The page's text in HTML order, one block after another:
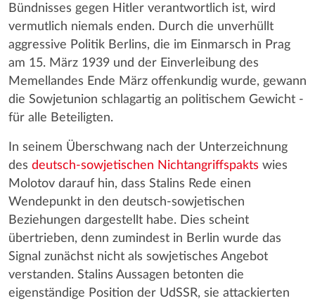
Bündnisses gegen Hitler verantwortlich ist, wird
vermutlich niemals enden. Durch die unverhüllt
aggressive Politik Berlins, die im Einmarsch in Prag
am 15. März 1939 und der Einverleibung des
Memellandes Ende März offenkundig wurde, gewann
die Sowjetunion schlagartig an politischem Gewicht -
für alle Beteiligten.
In seinem Überschwang nach der Unterzeichnung
des deutsch-sowjetischen Nichtangriffspakts wies
Molotov darauf hin, dass Stalins Rede einen
Wendepunkt in den deutsch-sowjetischen
Beziehungen dargestellt habe. Dies scheint
übertrieben, denn zumindest in Berlin wurde das
Signal zunächst nicht als sowjetisches Angebot
verstanden. Stalins Aussagen betonten die
eigenständige Position der UdSSR, sie attackierten